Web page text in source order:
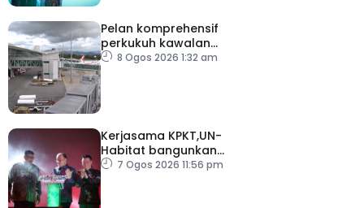
Pelan komprehensif
perkukuh kawalan
keselamatan di semua
8 Ogos 2026 1:32 am
Kerjasama KPKT,UN-
Habitat bangunkan
inisiatif My Public Space
7 Ogos 2026 11:56 pm